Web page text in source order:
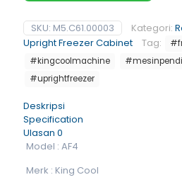
SKU: M5.C61.00003 Kategori:
Upright Freezer Cabinet
Tag:
#kingcoolmachine
#uprightfreezer
Deskripsi
Specification
Ulasan 0
Model : AF4
Merk : King Cool